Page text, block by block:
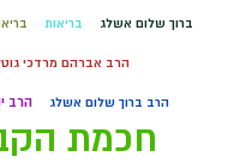
ברוך שלום אשלג בריאות
הרב אברהם מרדכי
הרב ברוך שלום אשלג הרב
חכמת